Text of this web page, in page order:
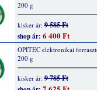
200 g
kisker ár:9 585 Ft
shop ár: 6 400 Ft
OPITEC elektronikai
200 g
kisker ár:9 785 Ft